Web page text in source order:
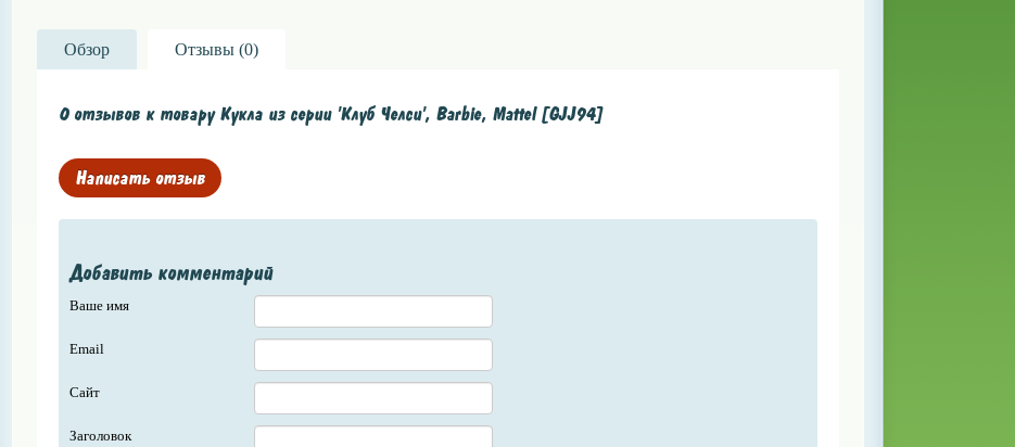
Обзор Отзывы (0)
0 отзывов к товару Кукла из серии 'Клуб Челси', Barbie, Mattel [GJJ94]
Написать отзыв
Добавить комментарий
Ваше имя
Email
Сайт
Заголовок